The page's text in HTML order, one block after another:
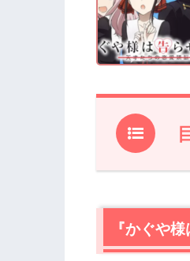
1.『かぐや
2.1白銀
2.2白銀
『かぐや